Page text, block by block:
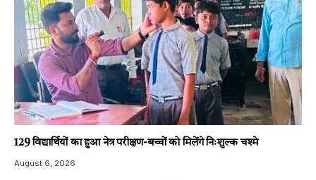
129 विद्यार्थियों का हुआ नेत्र परीक्षण-बच्चों को मिलेंगे निःशुल्क चश्मे
August 6, 2026